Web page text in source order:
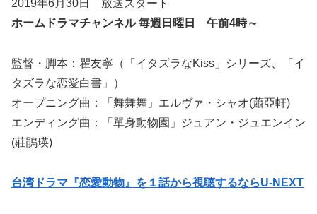
2019年6月30日 放送スタート
ホームドラマチャンネル 毎週日曜日 午前4時～
監督・脚本：瞿友寧（「イタズラなKiss」シリーズ、「イ
タズラな恋愛白書」）
オープニング曲：「舞舞舞」エルヴァ・シャオ(蕭亞軒)
エンディング曲：「單身動物園」ジュアン・ジュエンイン
(莊鵑瑛)
台湾ドラマ『恋愛動物』を１話から視聴するならU-NEXT